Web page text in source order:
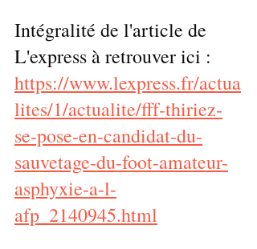
Intégralité de l'article de
L'express à retrouver ici :
https://www.lexpress.fr/actua
lites/1/actualite/fff-thiriez-
se-pose-en-candidat-du-
sauvetage-du-foot-amateur-
asphyxie-a-l-
afp_2140945.html